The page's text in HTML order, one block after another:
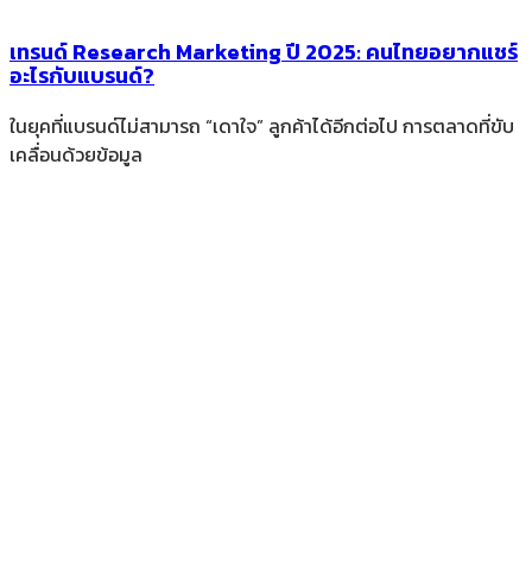
เทรนด์ Research Marketing ปี 2025: คนไทยอยากแชร์
อะไรกับแบรนด์?
ในยุคที่แบรนด์ไม่สามารถ “เดาใจ” ลูกค้าได้อีกต่อไป การตลาดที่ขับ
เคลื่อนด้วยข้อมูล